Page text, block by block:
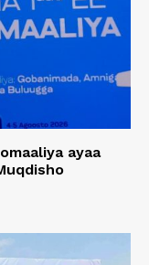
ayaa